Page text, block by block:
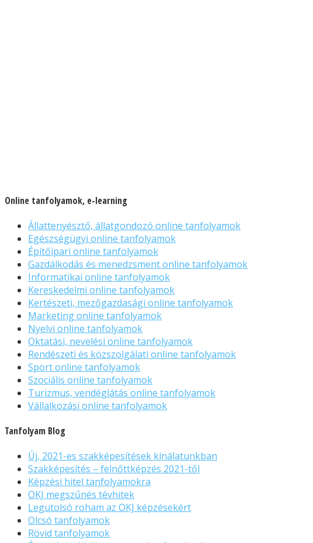
Online tanfolyamok, e-learning
Állattenyésztő, állatgondozó online tanfolyamok
Egészségügyi online tanfolyamok
Építőipari online tanfolyamok
Gazdálkodás és menedzsment online tanfolyamok
Informatikai online tanfolyamok
Kereskedelmi online tanfolyamok
Kertészeti, mezőgazdasági online tanfolyamok
Marketing online tanfolyamok
Nyelvi online tanfolyamok
Oktatási, nevelési online tanfolyamok
Rendészeti és közszolgálati online tanfolyamok
Sport online tanfolyamok
Szociális online tanfolyamok
Turizmus, vendéglátás online tanfolyamok
Vállalkozási online tanfolyamok
Tanfolyam Blog
Új, 2021-es szakképesítések kínálatunkban
Szakképesítés – felnőttképzés 2021-től
Képzési hitel tanfolyamokra
OKJ megszűnés tévhitek
Legutolsó roham az OKJ képzésekért
Olcsó tanfolyamok
Rövid tanfolyamok